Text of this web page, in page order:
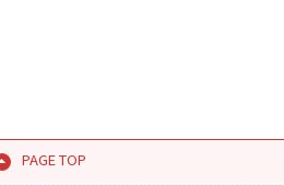
PAGE TOP